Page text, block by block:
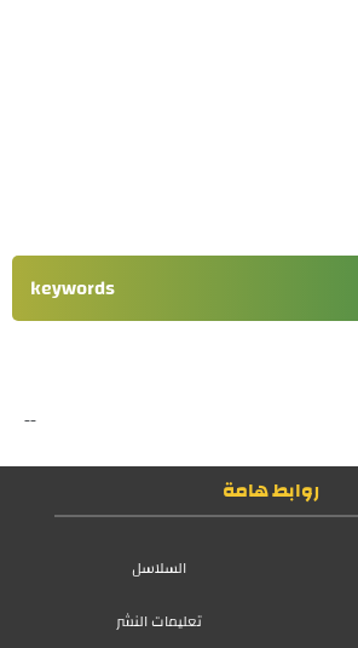
keywords
--
روابط هامة
السلاسل
تعليمات النشر